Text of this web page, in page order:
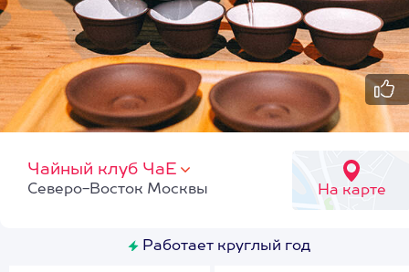
Чайный клуб ЧаЕ
На карте
Северо-Восток Москвы
Работает круглый год